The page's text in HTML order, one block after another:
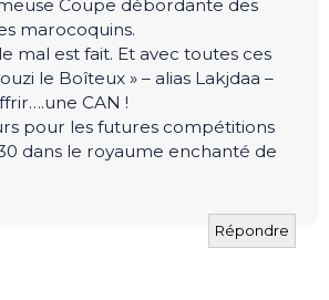
Coupe débordante des
marocoquins.
mal est fait. Et avec toutes ces
le Boîteux » – alias Lakjdaa –
CAN !
pour les futures compétitions
dans le royaume enchanté de
Répondre